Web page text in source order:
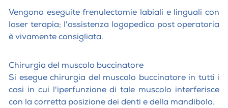
Vengono eseguite frenulectomie labiali e linguali con
laser terapia; l'assistenza logopedica post operatoria
è vivamente consigliata.
Chirurgia del muscolo buccinatore
Si esegue chirurgia del muscolo buccinatore in tutti i
casi in cui l'iperfunzione di tale muscolo interferisce
con la corretta posizione dei denti e della mandibola.